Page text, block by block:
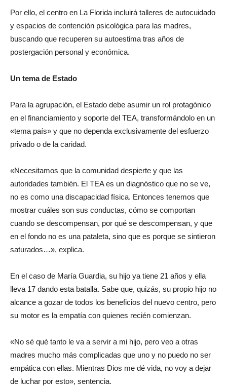
Por ello, el centro en La Florida incluirá talleres de autocuidado
y espacios de contención psicológica para las madres,
buscando que recuperen su autoestima tras años de
postergación personal y económica.
Un tema de Estado
Para la agrupación, el Estado debe asumir un rol protagónico
en el financiamiento y soporte del TEA, transformándolo en un
«tema país» y que no dependa exclusivamente del esfuerzo
privado o de la caridad.
«Necesitamos que la comunidad despierte y que las
autoridades también. El TEA es un diagnóstico que no se ve,
no es como una discapacidad física. Entonces tenemos que
mostrar cuáles son sus conductas, cómo se comportan
cuando se descompensan, por qué se descompensan, y que
en el fondo no es una pataleta, sino que es porque se sintieron
saturados…», explica.
En el caso de María Guardia, su hijo ya tiene 21 años y ella
lleva 17 dando esta batalla. Sabe que, quizás, su propio hijo no
alcance a gozar de todos los beneficios del nuevo centro, pero
su motor es la empatía con quienes recién comienzan.
«No sé qué tanto le va a servir a mi hijo, pero veo a otras
madres mucho más complicadas que uno y no puedo no ser
empática con ellas. Mientras Dios me dé vida, no voy a dejar
de luchar por esto», sentencia.